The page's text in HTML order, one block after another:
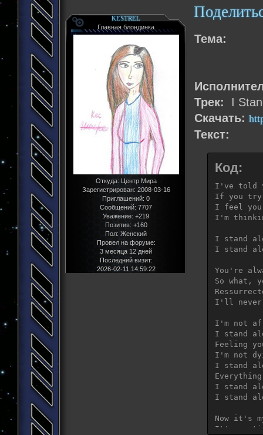
KESTREL
Главная блондинка
Откуда: Центр Мира
Зарегистрирован: 2008-03-16
Приглашений: 0
Сообщений: 7707
Уважение: +219
Позитив: +160
Пол:Женский
Провел на форуме:
3 месяца 12 дней
Последний визит:
2026-02-11 14:59:22
Тема:
Трек: I
Скачать:
Текст:
Код:
I've told
If you try
I feel
I'm
I stand
I stand
You're
So what,
I'll never
I'm not
I stand
Feeling
I'm not
I stand
I stand
I stand
Now it's
It's my